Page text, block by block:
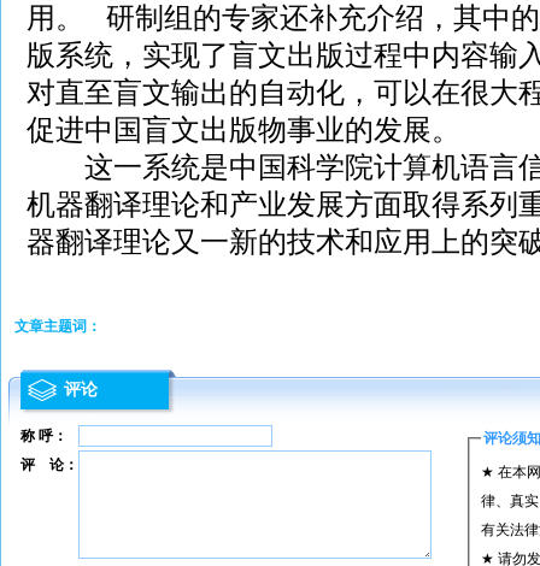
用。 研制组的专家还补充介绍，其中
版系统，实现了盲文出版过程中内容输
对直至盲文输出的自动化，可以在很大
促进中国盲文出版物事业的发展。
这一系统是中国科学院计算机语言
机器翻译理论和产业发展方面取得系列
器翻译理论又一新的技术和应用上的突
文章主题词：
评论
称 呼： 评论须知
★ 在本
律、真
有关法
★ 请勿
评 论：